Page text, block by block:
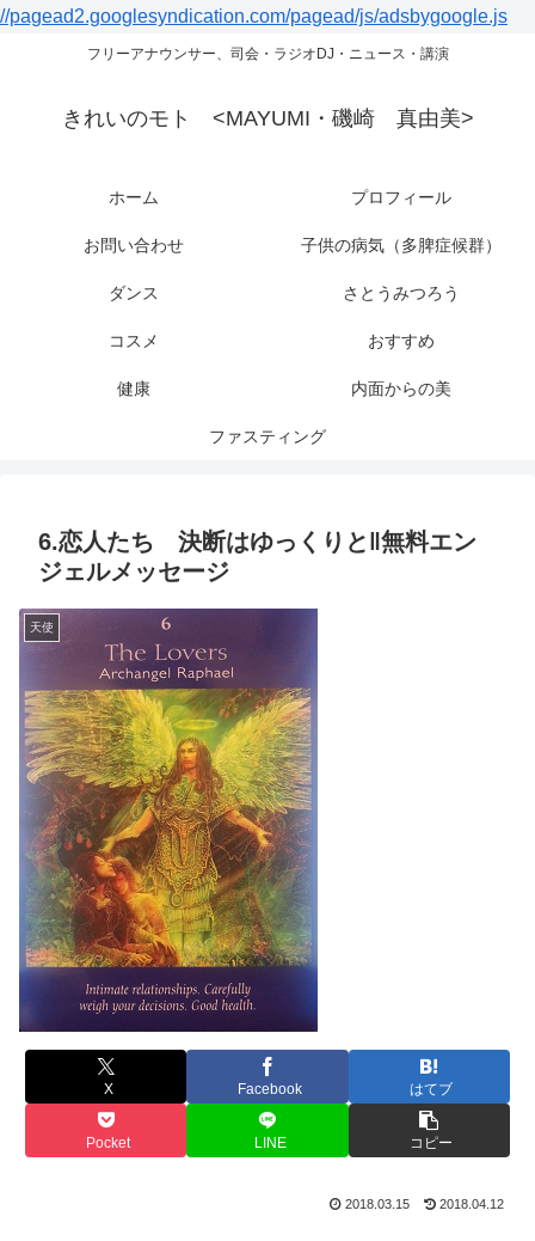
//pagead2.googlesyndication.com/pagead/js/adsbygoogle.js
フリーアナウンサー、司会・ラジオDJ・ニュース・講演
きれいのモト <MAYUMI・磯崎 真由美>
ホーム プロフィール
お問い合わせ 子供の病気（多脾症候群）
ダンス さとうみつろう
コスメ おすすめ
健康 内面からの美
ファスティング
6.恋人たち 決断はゆっくりと‖無料エン
ジェルメッセージ
天使
X Facebook はてブ
Pocket LINE コピー
2018.03.15 2018.04.12